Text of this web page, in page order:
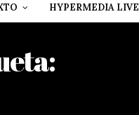
HYPERMEDIA LIVE